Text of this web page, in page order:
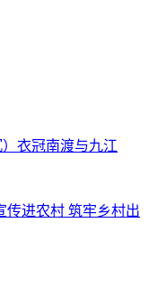
衣冠南渡与九江
传进农村 筑牢乡村出